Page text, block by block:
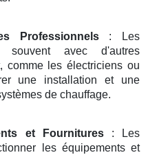
Professionnels: Les
souvent avec d'autres
comme les électriciens ou
une installation et une
de chauffage.
et Fournitures: Les
les équipements et